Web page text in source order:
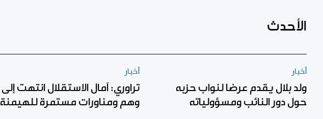
الأحدث
أخبار
ولد بلال يقدم عرضا لنواب حزبه
حول دور النائب ومسؤولياته
أخبار
تراوري: آمال الاستقلال انتهت إلى
وهم ومناورات مستمرة للهيمنة